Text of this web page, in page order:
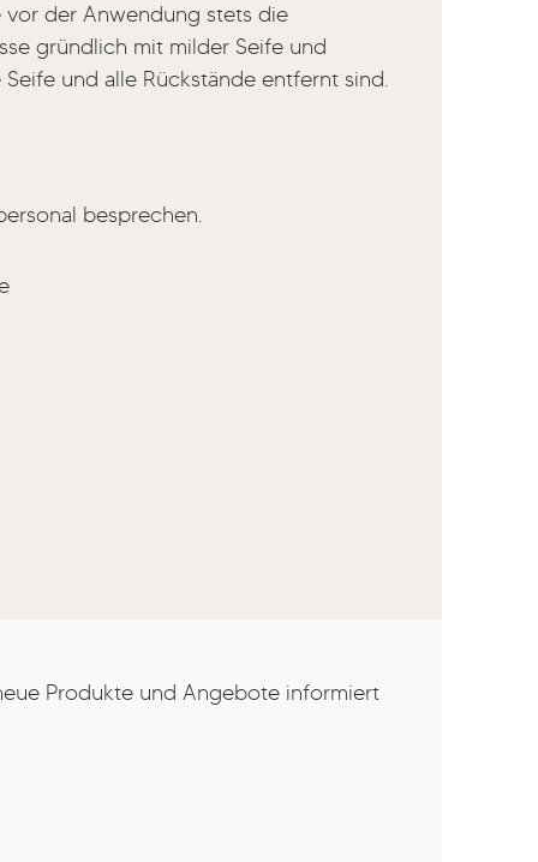
vor der Anwendung stets die
gründlich mit milder Seife und
und alle Rückstände entfernt sind.
besprechen.
Produkte und Angebote informiert